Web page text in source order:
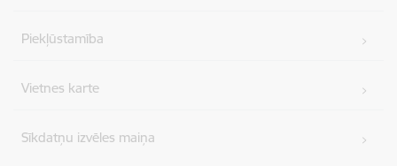
Piekļūstamība
Vietnes karte
Sīkdatņu izvēles maiņa